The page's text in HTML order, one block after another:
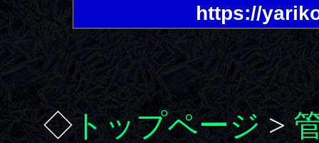
https://
◇ トップページ >